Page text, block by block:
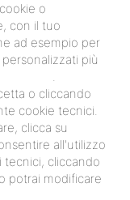
Logonovo
Appartamenti Il
Estensi Appartamenti
Appartamenti fronte
LIDI FERRARESI VENDITA
o
con il tuo
ad esempio per
più
.
o cliccando
cookie tecnici.
clicca su
all'utilizzo
tecnici, cliccando
potrai modificare